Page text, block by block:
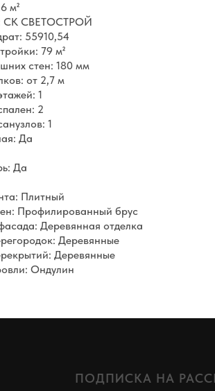
м²
СК СВЕТОСТРОЙ
55910,54
79 м²
стен: 180 мм
от 2,7 м
1
2
1
Да
Да
Плитный
Профилированный брус
Деревянная отделка
Деревянные
Деревянные
Ондулин
ПОДПИСКА НА